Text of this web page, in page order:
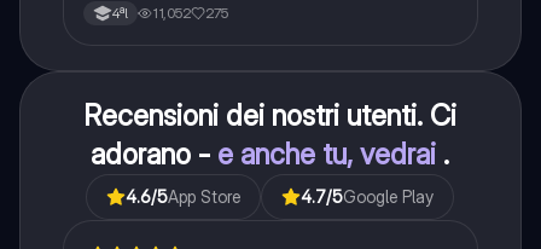
4ªl 11,052 275
Recensioni dei nostri utenti. Ci
adorano - e anche tu, vedrai .
4.6/5App Store 4.7/5Google Play